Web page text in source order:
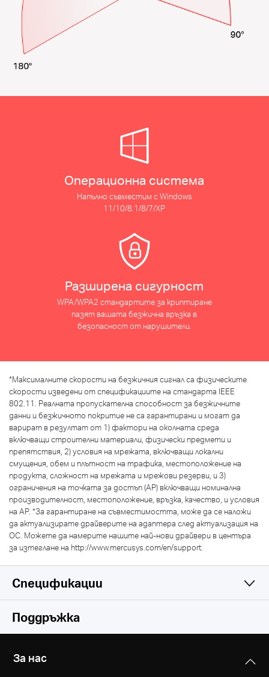
Операционна система
Напълно съвместим с Windows
11/10/8.1/8/7/XP
Разширена сигурност
WPA/WPA2 стандартите за криптиране
пазят вашата безжична връзка в
безопасност от нарушители.
*Максималните скорости на безжичния сигнал са физическите
скорости изведени от спецификациите на стандарта IEEE
802.11. Реалната пропускателна способност за безжичните
данни и безжичното покритие не са гарантирани и могат да
варират в резултат от 1) фактори на околната среда
включващи строителни материали, физически предмети и
препятствия, 2) условия на мрежата, включващи локални
смущения, обем и плътност на трафика, местоположение на
продукта, сложност на мрежата и мрежови резерви, и 3)
ограничения на точката за достъп (АР) включващи номинална
производителност, местоположение, връзка, качество, и условия
на АР. *За гарантиране на съвместимостта, може да се наложи
да актуализирате драйверите на адаптера след актуализация на
ОС. Можете да намерите нашите най-нови драйвери в центъра
за изтеглане на http://www.mercusys.com/en/support.
Спецификации
Wireless
IEEE 802.11b/g/n
Поддръжка
За нас